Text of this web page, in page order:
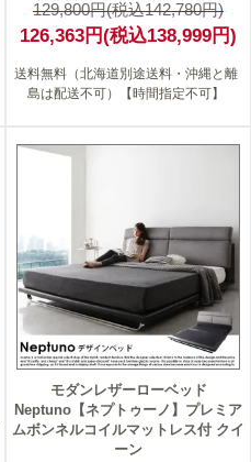
129,800円(税込142,780円)
126,363円(税込138,999円)
送料無料（北海道別途送料・沖縄と離
島は配送不可）【時間指定不可】
モダンレザーローベッド
Neptuno【ネプトゥーノ】プレミア
ムボンネルコイルマットレス付 クイ
ーン